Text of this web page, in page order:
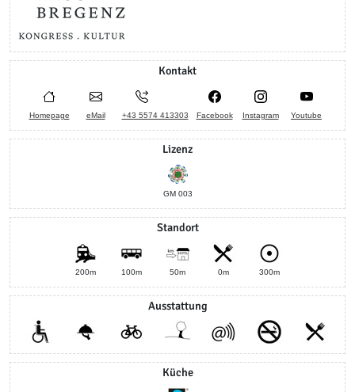
Kontakt
Homepage eMail +43 5574 413303 Facebook Instagram Youtube
Lizenz
GM 003
Standort
200m 100m 50m 0m 300m
Ausstattung
Küche